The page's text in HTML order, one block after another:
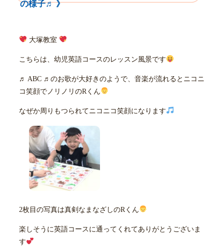
の様子♬ 》
大塚教室
こちらは、幼児英語コースのレッスン風景です
♬ ABC ♬のお歌が大好きのようで、音楽が流れるとニコニ
コ笑顔でノリノリのRくん
なぜか周りもつられてニコニコ笑顔になります
2枚目の写真は真剣なまなざしのRくん
楽しそうに英語コースに通ってくれてありがとうございま
す